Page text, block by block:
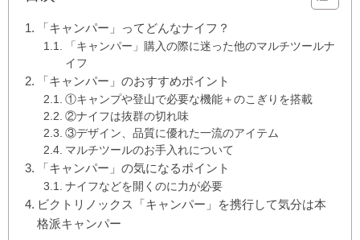
「キャンパー」ってどんなナイフ？
「キャンパー」購入の際に迷った他のマルチツールナ
イフ
「キャンパー」のおすすめポイント
①キャンプや登山で必要な機能＋のこぎりを搭載
②ナイフは抜群の切れ味
③デザイン、品質に優れた一流のアイテム
マルチツールのお手入れについて
「キャンパー」の気になるポイント
ナイフなどを開くのに力が必要
ビクトリノックス「キャンパー」を携行して気分は本
格派キャンパー